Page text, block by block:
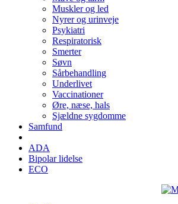
Muskler og led
Nyrer og urinveje
Psykiatri
Respiratorisk
Smerter
Søvn
Sårbehandling
Underlivet
Vaccinationer
Øre, næse, hals
Sjældne sygdomme
Samfund
ADA
Bipolar lidelse
ECO